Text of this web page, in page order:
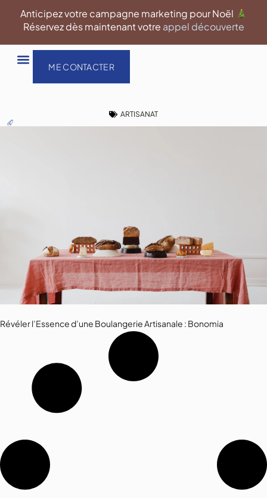
Anticipez votre campagne marketing pour Noël
Réservez dès maintenant votre appel découverte
ME CONTACTER
ARTISANAT
Révéler l’Essence d’une Boulangerie Artisanale : Bonomia